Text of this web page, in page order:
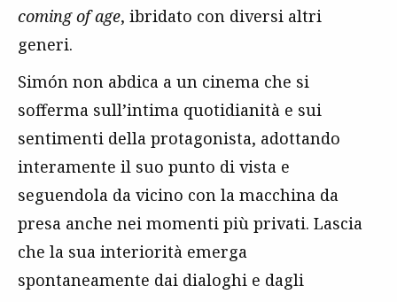
coming of age, ibridato con diversi altri
generi.
Simón non abdica a un cinema che si
sofferma sull’intima quotidianità e sui
sentimenti della protagonista, adottando
interamente il suo punto di vista e
seguendola da vicino con la macchina da
presa anche nei momenti più privati. Lascia
che la sua interiorità emerga
spontaneamente dai dialoghi e dagli